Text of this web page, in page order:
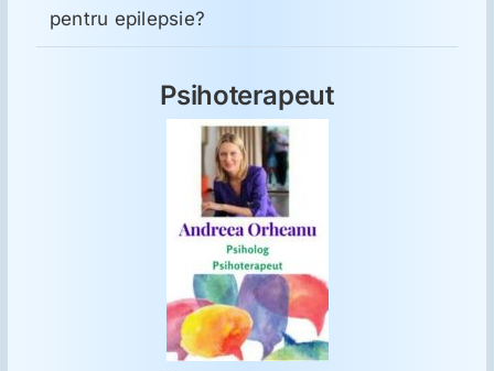
pentru epilepsie?
Psihoterapeut